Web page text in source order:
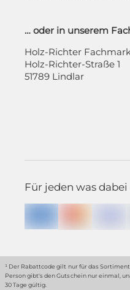
… oder in unserem
Holz-Richter
Holz-Richter-Straße 1
51789 Lindlar
Für jeden was
¹ Der Rabattcode gilt nur für das
Person gibt's den Gutschein nur einmal,
30 Tage gültig.